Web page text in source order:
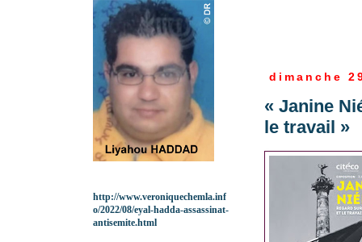
dimanche
« Janine
le travail »
http://www.veroniquechemla.inf
o/2022/08/eyal-hadda-assassinat-
antisemite.html